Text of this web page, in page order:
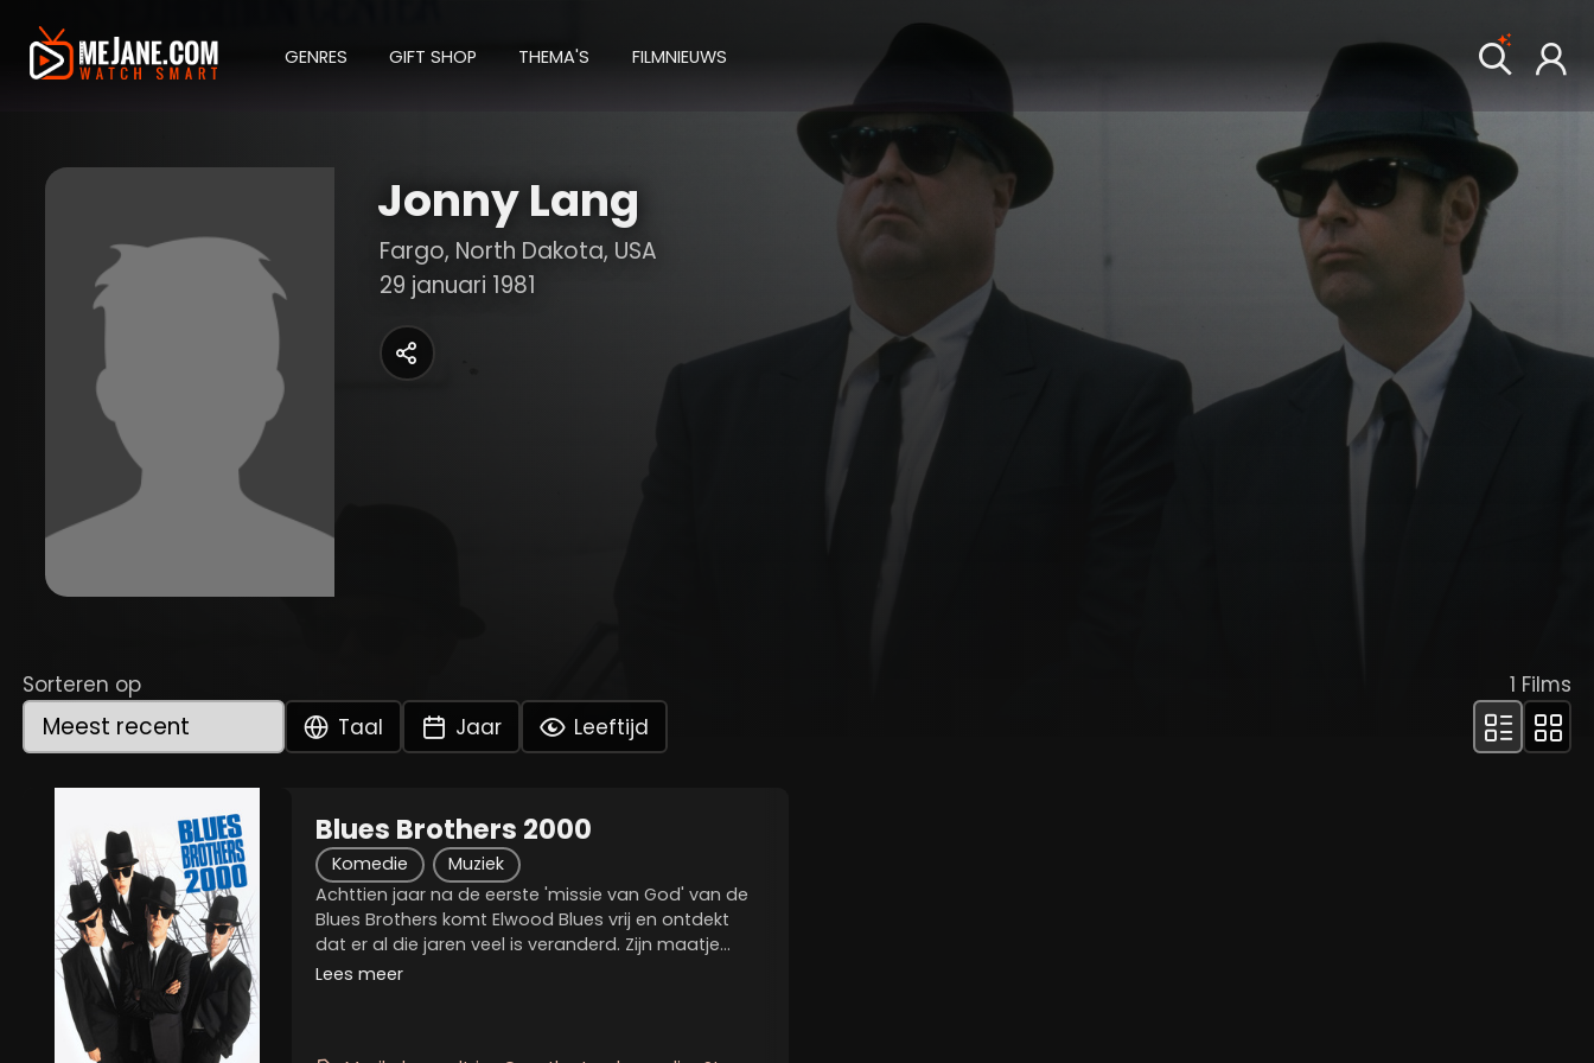
GENRES GIFT SHOP THEMA'S FILMNIEUWS
Jonny Lang
Fargo, North Dakota, USA
29 januari 1981
Sorteren op
Taal
Jaar Leeftijd
1 Films
Blues Brothers 2000
Komedie
Muziek
Achttien jaar na de eerste 'missie van God' van de
Blues Brothers komt Elwood Blues vrij en ontdekt
dat er al die jaren veel is veranderd. Zijn maatje
Jack is dood, zijn band is uit elkaar en het weeshuis
Lees meer